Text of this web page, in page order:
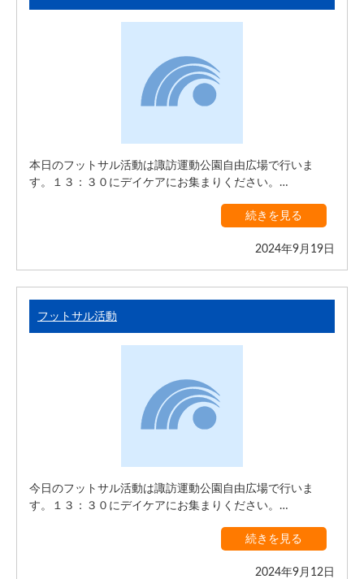
本日のフットサル活動は諏訪運動公園自由広場で行いま
す。１３：３０にデイケアにお集まりください。…
続きを見る
2024年9月19日
フットサル活動
今日のフットサル活動は諏訪運動公園自由広場で行いま
す。１３：３０にデイケアにお集まりください。…
続きを見る
2024年9月12日